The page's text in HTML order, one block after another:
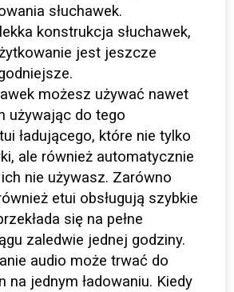
słuchawek.
konstrukcja słuchawek,
jest jeszcze
możesz używać nawet
używając do tego
ładującego, które nie tylko
ale również automatycznie
ich nie używasz. Zarówno
etui obsługują szybkie
się na pełne
zaledwie jednej godziny.
audio może trwać do
na jednym ładowaniu. Kiedy